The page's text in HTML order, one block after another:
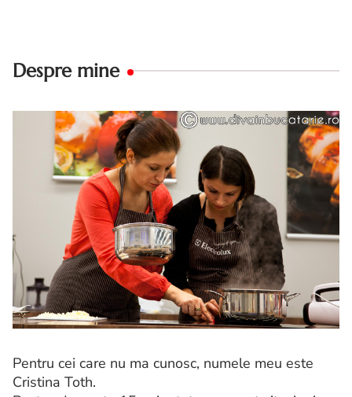
Despre mine
Pentru cei care nu ma cunosc, numele meu este
Cristina Toth.